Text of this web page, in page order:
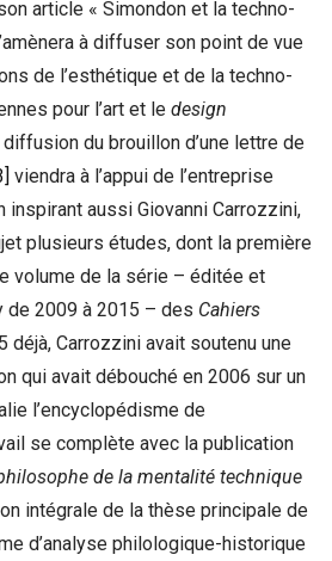
article « Simondon et la techno-
à diffuser son point de vue
de l’esthétique et de la techno-
pour l’art et le design
diffusion du brouillon d’une lettre de
viendra à l’appui de l’entreprise
inspirant aussi Giovanni Carrozzini,
plusieurs études, dont la première
volume de la série – éditée et
de 2009 à 2015 – des Cahiers
déjà, Carrozzini avait soutenu une
qui avait débouché en 2006 sur un
l’encyclopédisme de
se complète avec la publication
de la mentalité technique
intégrale de la thèse principale de
d’analyse philologique-historique